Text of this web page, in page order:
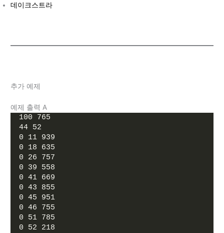
데이크스트라
추가 예제
예제 출력 A
100 765
44 52
0 11 939
0 18 635
0 26 757
0 39 558
0 41 669
0 43 855
0 45 951
0 46 755
0 51 785
0 52 218